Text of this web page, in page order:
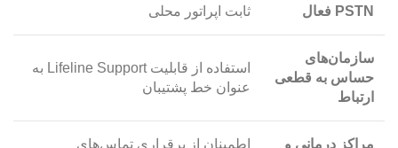
PSTN فعال
ثابت اپراتور محلی
سازمان‌های
حساس به قطعی
ارتباط
استفاده از قابلیت Lifeline Support به
عنوان خط پشتیبان
مراکز درمانی و اطمینان از برقراری تماس‌های